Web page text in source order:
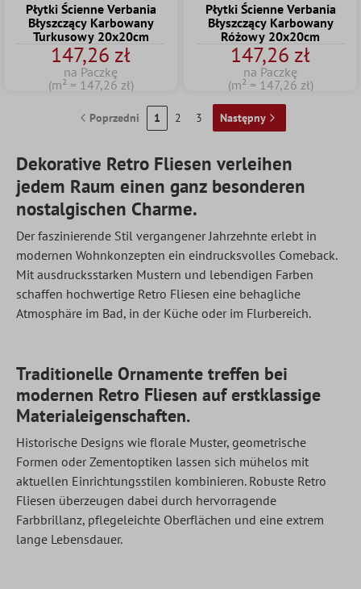
Płytki Ścienne Verbania
Błyszczący Karbowany
Turkusowy 20x20cm
147,26 zł
na Paczkę
(m² = 147,26 zł)
Płytki Ścienne Verbania
Błyszczący Karbowany
Różowy 20x20cm
147,26 zł
na Paczkę
(m² = 147,26 zł)
Poprzedni 1 2 3 Następny
Dekorative Retro Fliesen verleihen
jedem Raum einen ganz besonderen
nostalgischen Charme.
Der faszinierende Stil vergangener Jahrzehnte erlebt in
modernen Wohnkonzepten ein eindrucksvolles Comeback.
Mit ausdrucksstarken Mustern und lebendigen Farben
schaffen hochwertige Retro Fliesen eine behagliche
Atmosphäre im Bad, in der Küche oder im Flurbereich.
Traditionelle Ornamente treffen bei
modernen Retro Fliesen auf erstklassige
Materialeigenschaften.
Historische Designs wie florale Muster, geometrische
Formen oder Zementoptiken lassen sich mühelos mit
aktuellen Einrichtungsstilen kombinieren. Robuste Retro
Fliesen überzeugen dabei durch hervorragende
Farbbrillanz, pflegeleichte Oberflächen und eine extrem
lange Lebensdauer.